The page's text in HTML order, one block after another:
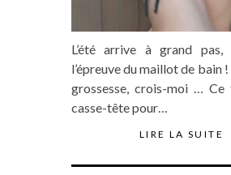
L’été arrive à grand
l’épreuve du maillot de bain
grossesse, crois-moi …
casse-tête pour…
LIRE LA SUITE